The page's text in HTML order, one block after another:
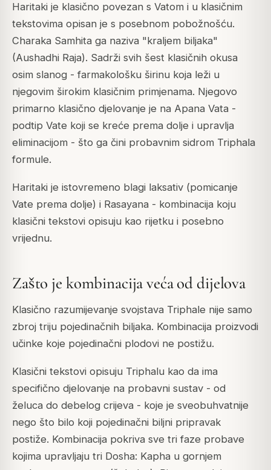
Haritaki je klasično povezan s Vatom i u klasičnim
tekstovima opisan je s posebnom pobožnošću.
Charaka Samhita ga naziva "kraljem biljaka"
(Aushadhi Raja). Sadrži svih šest klasičnih okusa
osim slanog - farmakološku širinu koja leži u
njegovim širokim klasičnim primjenama. Njegovo
primarno klasično djelovanje je na Apana Vata -
podtip Vate koji se kreće prema dolje i upravlja
eliminacijom - što ga čini probavnim sidrom Triphala
formule.
Haritaki je istovremeno blagi laksativ (pomicanje
Vate prema dolje) i Rasayana - kombinacija koju
klasični tekstovi opisuju kao rijetku i posebno
vrijednu.
Zašto je kombinacija veća od dijelova
Klasično razumijevanje svojstava Triphale nije samo
zbroj triju pojedinačnih biljaka. Kombinacija proizvodi
učinke koje pojedinačni plodovi ne postižu.
Klasični tekstovi opisuju Triphalu kao da ima
specifično djelovanje na probavni sustav - od
želuca do debelog crijeva - koje je sveobuhvatnije
nego što bilo koji pojedinačni biljni pripravak
postiže. Kombinacija pokriva sve tri faze probave
kojima upravljaju tri Dosha: Kapha u gornjem